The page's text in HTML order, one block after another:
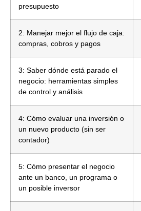
presupuesto
2: Manejar mejor el flujo de caja:
compras, cobros y pagos
3: Saber dónde está parado el
negocio: herramientas simples
de control y análisis
4: Cómo evaluar una inversión o
un nuevo producto (sin ser
contador)
5: Cómo presentar el negocio
ante un banco, un programa o
un posible inversor